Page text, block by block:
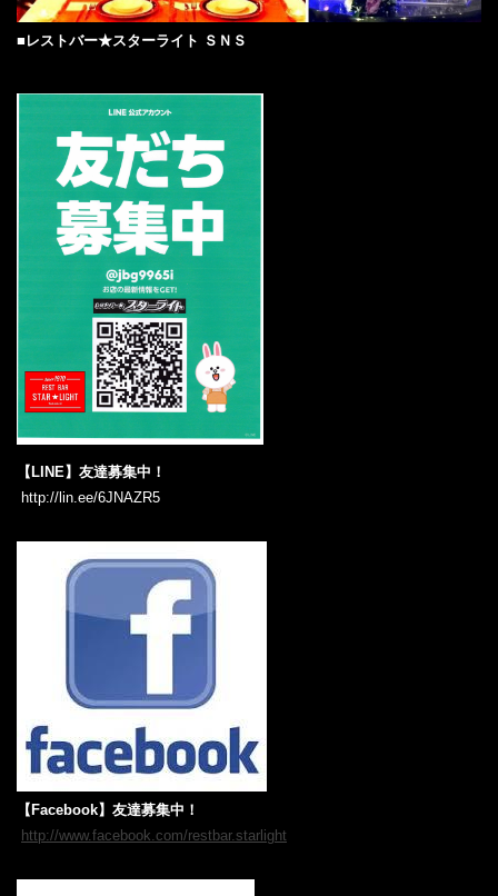
■レストバー★スターライト‎‎ ＳＮＳ‎
【LINE】友達募集中！
‎ ‎‎http://lin.ee/6JNAZR5‎‎ ‎
【Facebook】友達募集中！‎
http://www.facebook.com/restbar.starlight